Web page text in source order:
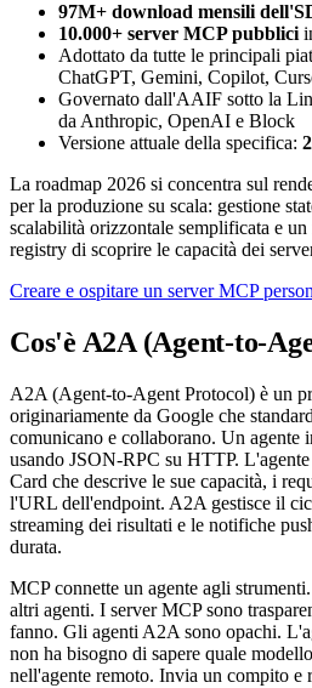
97M+ download mensili
10.000+ server MCP pubblici
Adottato da tutte le principali
ChatGPT, Gemini, Copilot,
Governato dall'AAIF sotto la
da Anthropic, OpenAI e Block
Versione attuale della specifica:
La roadmap 2026 si concentra sul
per la produzione su scala: gestione
scalabilità orizzontale semplificata e
registry di scoprire le capacità dei
Creare e ospitare un server MCP
Cos'è A2A (Agent-to-
A2A (Agent-to-Agent Protocol) è un
originariamente da Google che
comunicano e collaborano. Un agente
usando JSON-RPC su HTTP.
Card che descrive le sue capacità, i
l'URL dell'endpoint. A2A gestisce il
streaming dei risultati e le notifiche
durata.
MCP connette un agente agli
altri agenti. I server MCP sono
fanno. Gli agenti A2A sono opachi.
non ha bisogno di sapere quale
nell'agente remoto. Invia un compito e